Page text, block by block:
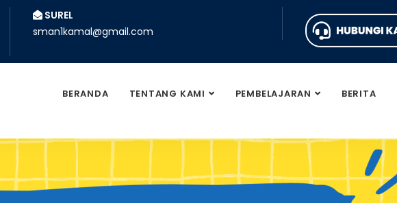
SUREL
sman1kamal@gmail.com
BERANDA TENTANG KAMI PEMBELAJARAN BERITA